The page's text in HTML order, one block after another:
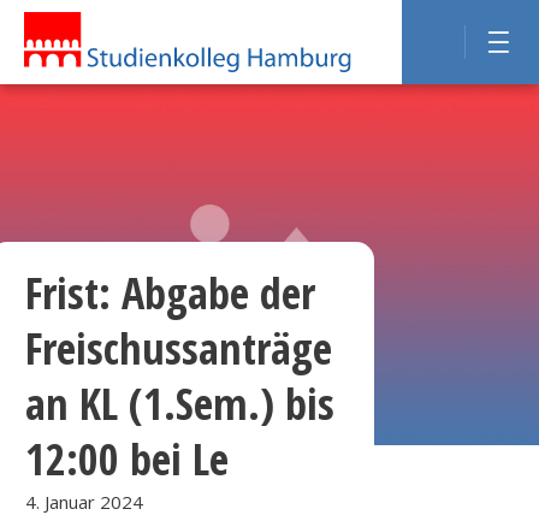
Frist: Abgabe der
Freischussanträge
an KL (1.Sem.) bis
12:00 bei Le
4. Januar 2024